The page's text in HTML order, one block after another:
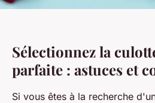
Sélectionnez la
parfaite : astuces et
Si vous êtes à la recherche